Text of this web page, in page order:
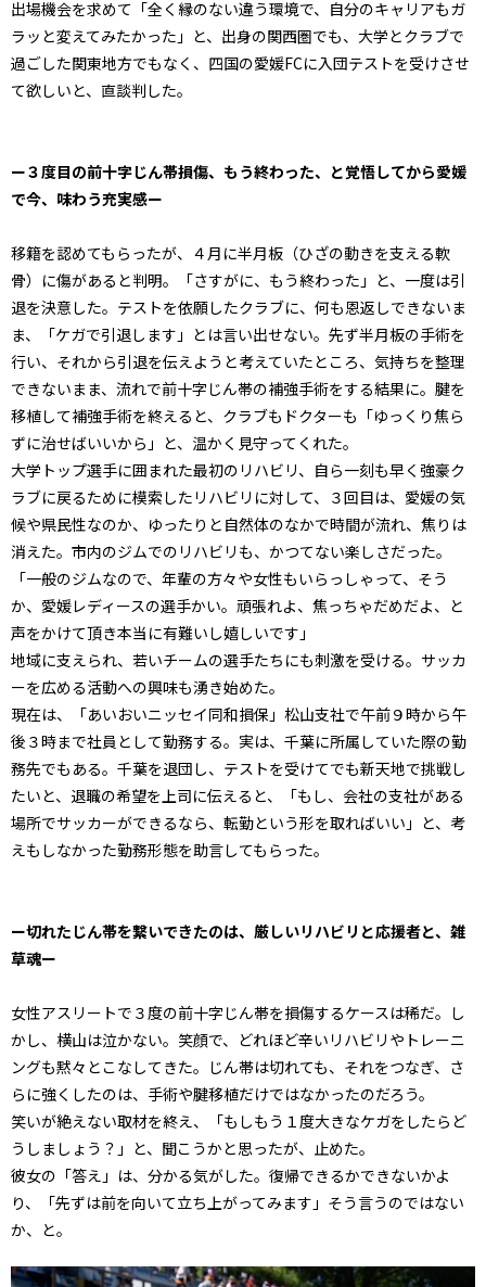
出場機会を求めて「全く縁のない違う環境で、自分のキャリアもガ
ラッと変えてみたかった」と、出身の関西圏でも、大学とクラブで
過ごした関東地方でもなく、四国の愛媛FCに入団テストを受けさせ
て欲しいと、直談判した。
ー３度目の前十字じん帯損傷、もう終わった、と覚悟してから愛媛
で今、味わう充実感ー
移籍を認めてもらったが、４月に半月板（ひざの動きを支える軟
骨）に傷があると判明。「さすがに、もう終わった」と、一度は引
退を決意した。テストを依願したクラブに、何も恩返しできないま
ま、「ケガで引退します」とは言い出せない。先ず半月板の手術を
行い、それから引退を伝えようと考えていたところ、気持ちを整理
できないまま、流れで前十字じん帯の補強手術をする結果に。腱を
移植して補強手術を終えると、クラブもドクターも「ゆっくり焦ら
ずに治せばいいから」と、温かく見守ってくれた。
大学トップ選手に囲まれた最初のリハビリ、自ら一刻も早く強豪ク
ラブに戻るために模索したリハビリに対して、３回目は、愛媛の気
候や県民性なのか、ゆったりと自然体のなかで時間が流れ、焦りは
消えた。市内のジムでのリハビリも、かつてない楽しさだった。
「一般のジムなので、年輩の方々や女性もいらっしゃって、そう
か、愛媛レディースの選手かい。頑張れよ、焦っちゃだめだよ、と
声をかけて頂き本当に有難いし嬉しいです」
地域に支えられ、若いチームの選手たちにも刺激を受ける。サッカ
ーを広める活動への興味も湧き始めた。
現在は、「あいおいニッセイ同和損保」松山支社で午前９時から午
後３時まで社員として勤務する。実は、千葉に所属していた際の勤
務先でもある。千葉を退団し、テストを受けてでも新天地で挑戦し
たいと、退職の希望を上司に伝えると、「もし、会社の支社がある
場所でサッカーができるなら、転勤という形を取ればいい」と、考
えもしなかった勤務形態を助言してもらった。
ー切れたじん帯を繋いできたのは、厳しいリハビリと応援者と、雑
草魂ー
女性アスリートで３度の前十字じん帯を損傷するケースは稀だ。し
かし、横山は泣かない。笑顔で、どれほど辛いリハビリやトレーニ
ングも黙々とこなしてきた。じん帯は切れても、それをつなぎ、さ
らに強くしたのは、手術や腱移植だけではなかったのだろう。
笑いが絶えない取材を終え、「もしもう１度大きなケガをしたらど
うしましょう？」と、聞こうかと思ったが、止めた。
彼女の「答え」は、分かる気がした。復帰できるかできないかよ
り、「先ずは前を向いて立ち上がってみます」そう言うのではない
か、と。